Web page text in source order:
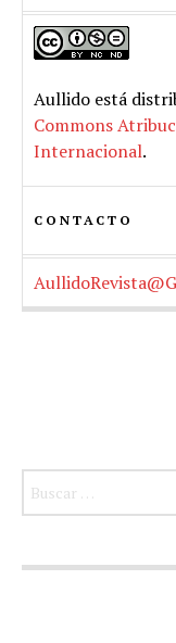
Aullido está
Commons
Internacional.
CONTACTO